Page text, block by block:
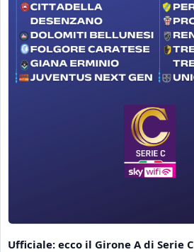
Ufficiale: ecco il Girone A di Serie C